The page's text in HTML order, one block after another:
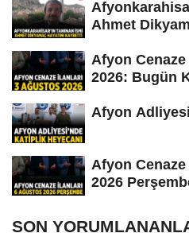
Ahmet
Afyon
2026: Bugün
Afyon
Afyon
2026
SON